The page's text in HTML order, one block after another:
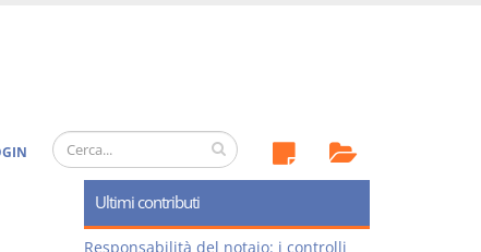
Ultimi contributi
Responsabilità del notaio: i controlli